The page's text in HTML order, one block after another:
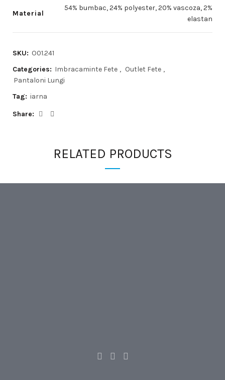
Material
54% bumbac, 24% polyester, 20% vascoza, 2%
elastan
SKU: O01.241
Categories: Imbracaminte Fete , Outlet Fete ,
Pantaloni Lungi
Tag: iarna
Share
RELATED PRODUCTS